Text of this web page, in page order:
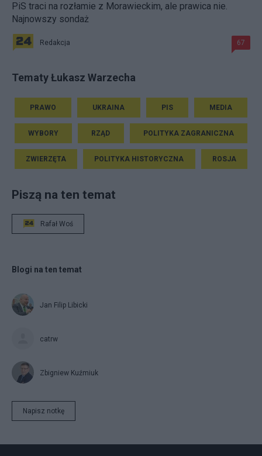
PiS traci na rozłamie z Morawieckim, ale prawica nie.
Najnowszy sondaż
Redakcja 67
Tematy Łukasz Warzecha
PRAWO UKRAINA PIS MEDIA
WYBORY RZĄD POLITYKA ZAGRANICZNA
ZWIERZĘTA POLITYKA HISTORYCZNA ROSJA
Piszą na ten temat
Rafał Woś
Blogi na ten temat
Jan Filip Libicki
catrw
Zbigniew Kuźmiuk
Napisz notkę